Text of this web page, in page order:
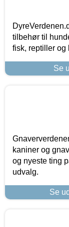
tilbehør til
fisk, reptiller og
Se
kaniner og
og nyeste ting
udvalg.
Se